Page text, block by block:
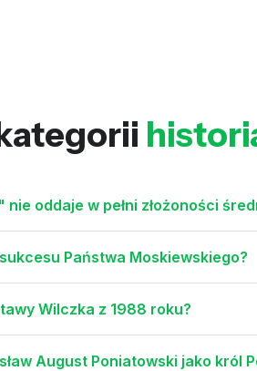
oddaje w pełni złożoności
Państwa Moskiewskiego?
Wilczka z 1988 roku?
August Poniatowski jako król